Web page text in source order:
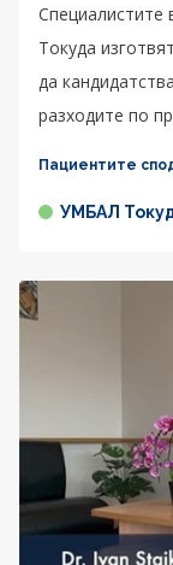
Токуда
да
разходите по
Пациентите
УМБАЛ